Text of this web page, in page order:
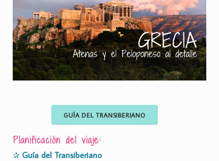
GUÍA DEL TRANSIBERIANO
Planificación del viaje:
✰ Guía del Transiberiano